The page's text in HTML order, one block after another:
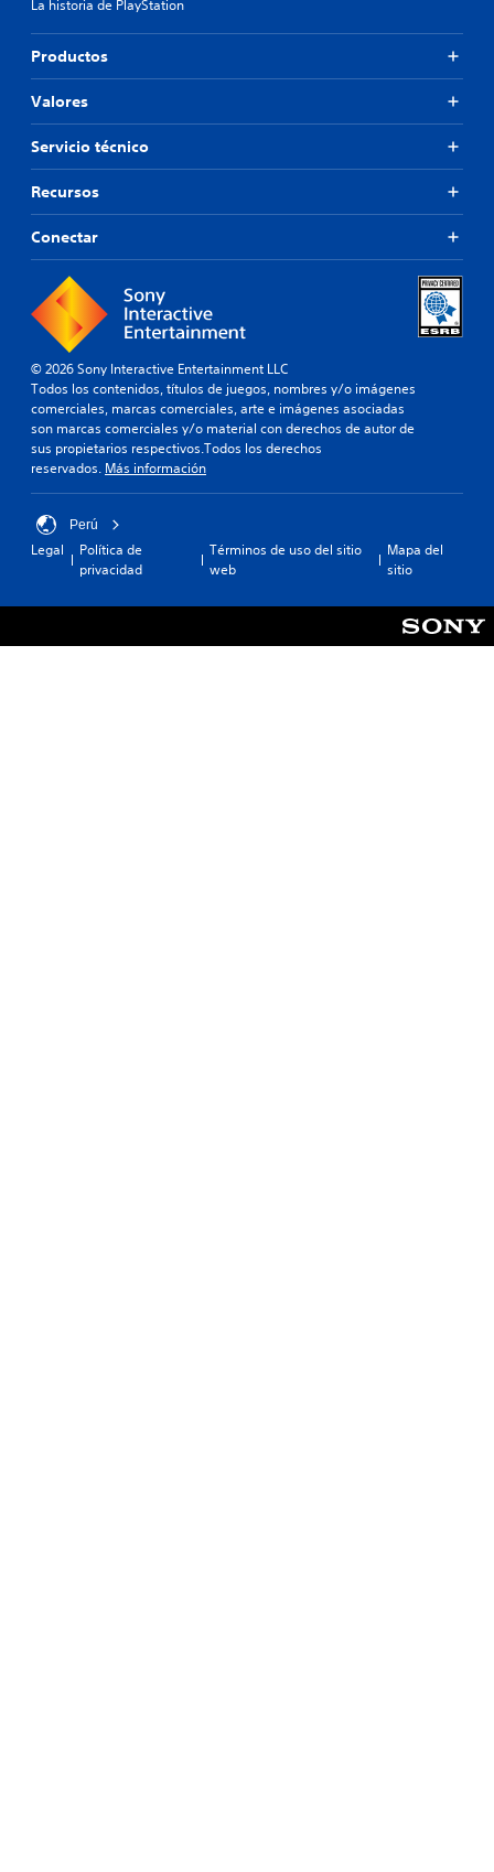
La historia de PlayStation
Productos
Valores
Servicio técnico
Recursos
Conectar
© 2026 Sony Interactive Entertainment LLC
Todos los contenidos, títulos de juegos, nombres y/o imágenes
comerciales, marcas comerciales, arte e imágenes asociadas
son marcas comerciales y/o material con derechos de autor de
sus propietarios respectivos.Todos los derechos
reservados. Más información
Perú
Legal
Política de
privacidad
Términos de uso del sitio
web
Mapa del
sitio